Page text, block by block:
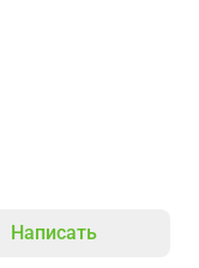
Написать